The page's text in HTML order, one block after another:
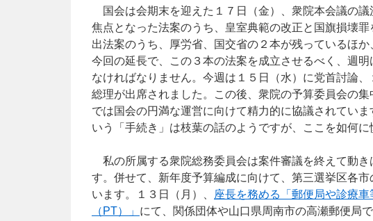
国会は会期末を迎えた１７日（金）、衆院本会議の
焦点となった法案のうち、皇室典範の改正と国旗損壊
出法案のうち、厚労省、国交省の２本が残っているほ
今回の延長で、この３本の法案を成立させるべく、週
なければなりません。今週は１５日（水）に党首討論
総理が出席されました。この後、衆院の予算委員会の
では国会の円満な運営に向けて精力的に協議されてい
いう「手続き」は枝葉の話のようですが、ここを如何
私の所属する衆院総務委員会は案件審議を終えて動
す。併せて、新年度予算編成に向けて、第三選挙区各
います。１３日（月）、
座長を務める「郵便局や診療
（PT）」 にて、関係団体や山口県周南市の高瀬郵便局